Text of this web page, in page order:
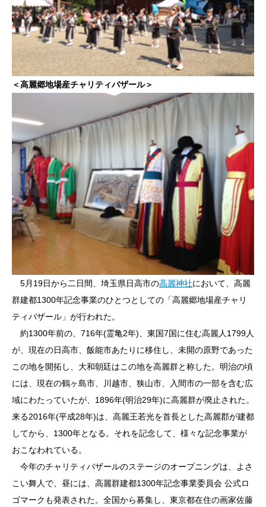
＜高麗郷地場産チャリティバザール＞
5月19日から二日間、埼玉県日高市の高麗神社において、高麗
群建都1300年記念事業のひとつとしての「高麗郷地場産チャリ
ティバザール」が行われた。
約1300年前の、716年(霊亀2年)、東国7国に住む高麗人1799人
が、現在の日高市、飯能市あたりに移住し、未開の原野であった
この地を開拓し、大和朝廷はこの地を高麗群と称した。明治の頃
には、現在の鶴ヶ島市、川越市、狭山市、入間市の一部を含む広
域にわたっていたが、1896年(明治29年)に高麗群が廃止された。
来る2016年(平成28年)は、高麗王若光を首長とした高麗郡が建都
してから、1300年となる。それを記念して、様々な記念事業が
おこなわれている。
今年のチャリティバザールのステージのオープニングは、よさ
こい舞人で、昼には、高麗群建都1300年記念事業委員会 公式ロ
ゴマークも発表された。全国から募集し、東京都在住の画家佐藤